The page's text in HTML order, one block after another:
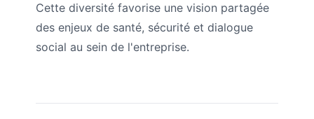
Cette diversité favorise une vision partagée
des enjeux de santé, sécurité et dialogue
social au sein de l'entreprise.